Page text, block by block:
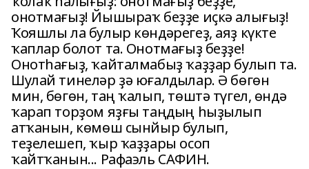
онотмағыҙ! Йышыраҡ беҙҙе иҫкә алығыҙ!
Ҡояшлы ла булыр көндәрегеҙ, аяҙ күкте
ҡаплар болот та. Онотмағыҙ беҙҙе!
Онотһағыҙ, ҡайталмабыҙ ҡаҙҙар булып та.
Шулай тинеләр ҙә юғалдылар. Ә бөгөн
мин, бөгөн, таң ҡалып, төштә түгел, өндә
ҡарап торҙом яҙғы таңдың һыҙылып
атҡанын, көмөш сынйыр булып,
теҙелешеп, ҡыр ҡаҙҙары осоп
ҡайтҡанын... Рафаэль САФИН.